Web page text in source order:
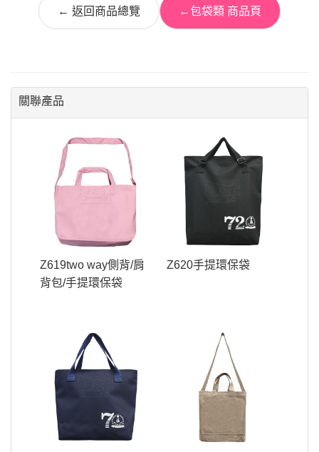
← 返回商品總覽 ←包袋類 商品頁
關聯產品
Z619two way側背/肩
背包/手提環保袋
Z620手提環保袋